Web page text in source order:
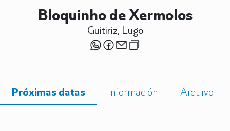
Bloquinho de Xermolos
Guitiriz, Lugo
Próximas datas Información Arquivo